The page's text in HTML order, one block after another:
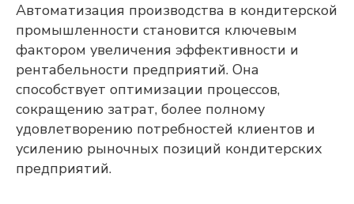
Автоматизация производства в кондитерской
промышленности становится ключевым
фактором увеличения эффективности и
рентабельности предприятий. Она
способствует оптимизации процессов,
сокращению затрат, более полному
удовлетворению потребностей клиентов и
усилению рыночных позиций кондитерских
предприятий.